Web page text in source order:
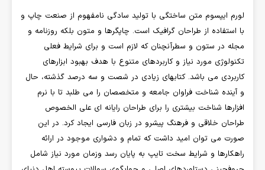
لورم ایپسوم متن ساختگی با تولید سادگی نامفهوم از صنعت چاپ و
با استفاده از طراحان گرافیک است. چاپگرها و متون بلکه روزنامه و
مجله در ستون و سطرآنچنان که لازم است و برای شرایط فعلی
تکنولوژی مورد نیاز و کاربردهای متنوع با هدف بهبود ابزارهای
کاربردی می باشد. کتابهای زیادی در شصت و سه درصد گذشته، حال
و آینده شناخت فراوان جامعه و متخصصان را می طلبد تا با نرم
افزارها شناخت بیشتری را برای طراحان رایانه ای علی الخصوص
طراحان خلاقی و فرهنگ پیشرو در زبان فارسی ایجاد کرد. در این
صورت می توان امید داشت که تمام و دشواری موجود در ارائه
راهکارها و شرایط سخت تایپ به پایان رسد وزمان مورد نیاز شامل